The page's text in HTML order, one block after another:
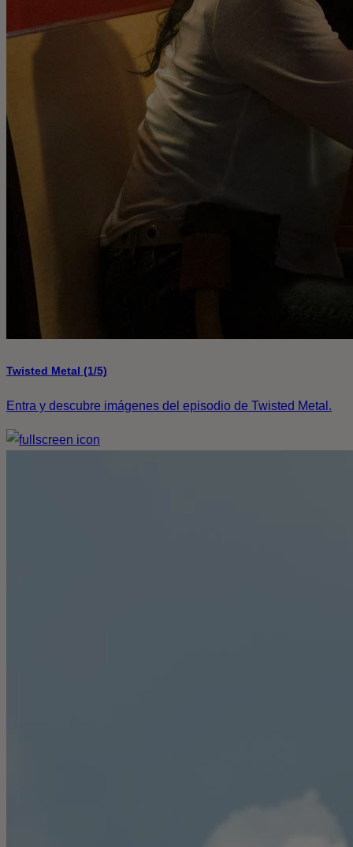
Twisted Metal (1/5)
Entra y descubre imágenes del episodio de Twisted Metal.